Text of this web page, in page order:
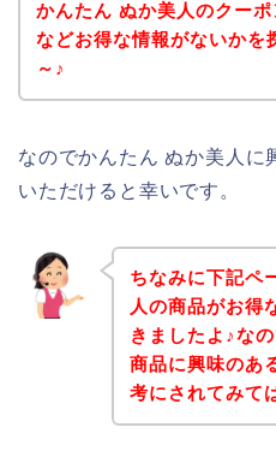
かんたん ぬか美人のクー
などお得な情報がないかを
～♪
なのでかんたん ぬか美人に
いただけると幸いです。
ちなみに下記ペ
人の商品がお得
きましたよ♪な
商品に興味のあ
考にされてみて